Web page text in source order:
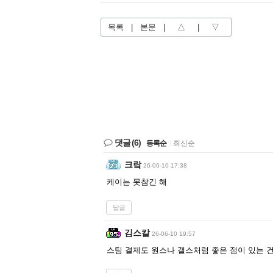
목록 본문 △ ▽
댓글(6) 등록순 최신순
크랔 26-06-10 17:38
케이는 못참긴 해
답글
김스칼 26-06-10 19:57
스팀 결제도 원스나 갤스처럼 좋은 점이 있는